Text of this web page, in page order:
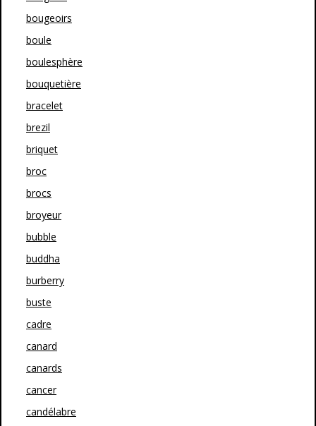
bougeoirs
boule
boulesphère
bouquetière
bracelet
brezil
briquet
broc
brocs
broyeur
bubble
buddha
burberry
buste
cadre
canard
canards
cancer
candélabre